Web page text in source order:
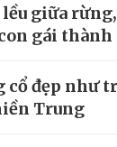
lều giữa
gái thành
cổ đẹp như
Trung